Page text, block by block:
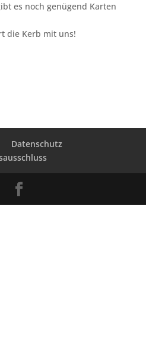
es noch genügend Karten
die Kerb mit uns!
Datenschutz